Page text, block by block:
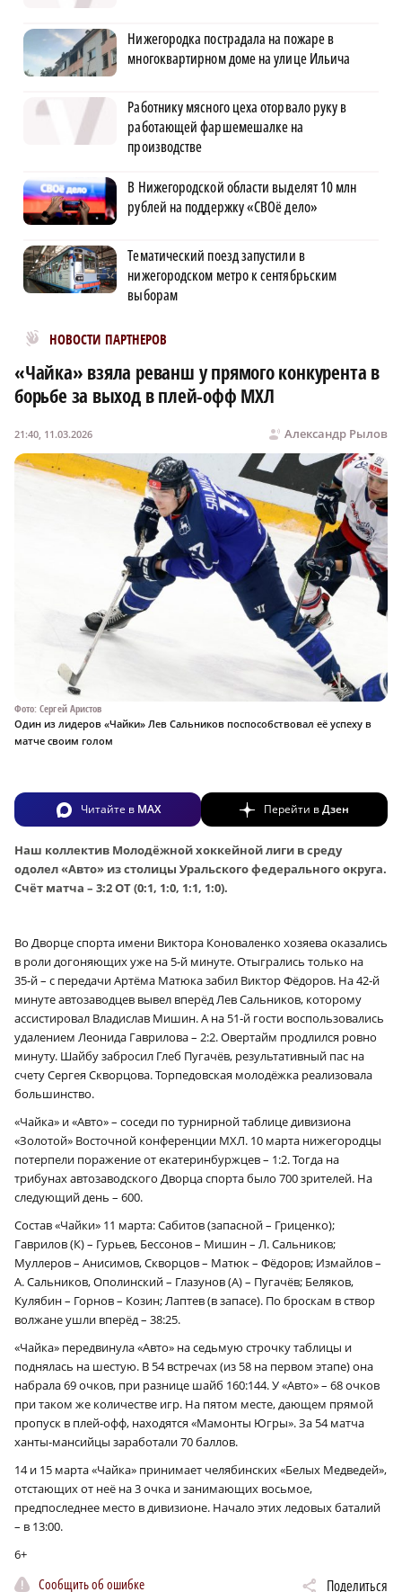
Нижегородка пострадала на пожаре в
многоквартирном доме на улице Ильича
Работнику мясного цеха оторвало руку в
работающей фаршемешалке на
производстве
В Нижегородской области выделят 10 млн
рублей на поддержку «СВОё дело»
Тематический поезд запустили в
нижегородском метро к сентябрьским
выборам
НОВОСТИ ПАРТНЕРОВ
Новости МирТесен
«Чайка» взяла реванш у прямого конкурента в
борьбе за выход в плей-офф МХЛ
Александр Рылов
21:40, 11.03.2026
Фото: Сергей Аристов
Один из лидеров «Чайки» Лев Сальников поспособствовал её успеху в
матче своим голом
Читайте в MAX Перейти вДзен
Наш коллектив Молодёжной хоккейной лиги в среду
одолел «Авто» из столицы Уральского федерального округа.
Счёт матча – 3:2 ОТ (0:1, 1:0, 1:1, 1:0).
Во Дворце спорта имени Виктора Коноваленко хозяева оказались
в роли догоняющих уже на 5‑й минуте. Отыгрались только на
35‑й – с передачи Артёма Матюка забил Виктор Фёдоров. На 42‑й
минуте автозаводцев вывел вперёд Лев Сальников, которому
ассистировал Владислав Мишин. А на 51‑й гости воспользовались
удалением Леонида Гаврилова – 2:2. Овертайм продлился ровно
минуту. Шайбу забросил Глеб Пугачёв, результативный пас на
счету Сергея Скворцова. Торпедовская молодёжка реализовала
большинство.
«Чайка» и «Авто» – соседи по турнирной таблице дивизиона
«Золотой» Восточной конференции МХЛ. 10 марта нижегородцы
потерпели поражение от екатеринбуржцев – 1:2. Тогда на
трибунах автозаводского Дворца спорта было 700 зрителей. На
следующий день – 600.
Состав «Чайки» 11 марта: Сабитов (запасной – Гриценко);
Гаврилов (К) – Гурьев, Бессонов – Мишин – Л. Сальников;
Муллеров – Анисимов, Скворцов – Матюк – Фёдоров; Измайлов –
А. Сальников, Ополинский – Глазунов (А) – Пугачёв; Беляков,
Кулябин – Горнов – Козин; Лаптев (в запасе). По броскам в створ
волжане ушли вперёд – 38:25.
«Чайка» передвинула «Авто» на седьмую строчку таблицы и
поднялась на шестую. В 54 встречах (из 58 на первом этапе) она
набрала 69 очков, при разнице шайб 160:144. У «Авто» – 68 очков
при таком же количестве игр. На пятом месте, дающем прямой
пропуск в плей-офф, находятся «Мамонты Югры». За 54 матча
ханты-мансийцы заработали 70 баллов.
14 и 15 марта «Чайка» принимает челябинских «Белых Медведей»,
отстающих от неё на 3 очка и занимающих восьмое,
предпоследнее место в дивизионе. Начало этих ледовых баталий
– в 13:00.
6+
Сообщить об ошибке Поделиться